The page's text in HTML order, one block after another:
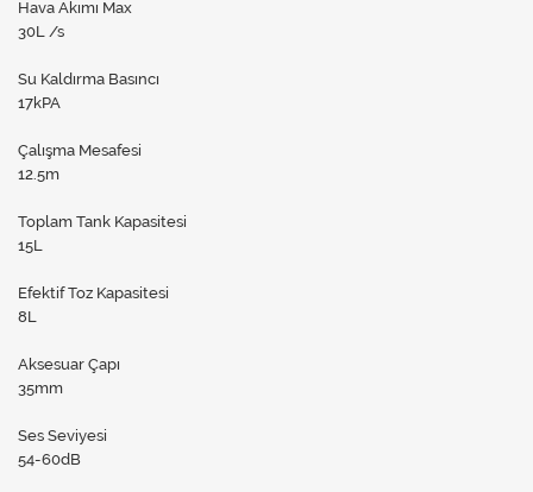
Hava Akımı Max
30L /s
Su Kaldırma Basıncı
17kPA
Çalışma Mesafesi
12.5m
Toplam Tank Kapasitesi
15L
Efektif Toz Kapasitesi
8L
Aksesuar Çapı
35mm
Ses Seviyesi
54-60dB